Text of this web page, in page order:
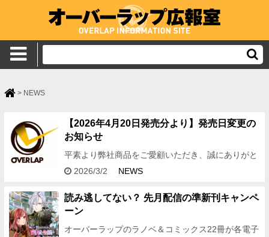
> NEWS
【2026年4月20日発売分より】発売日変更の
お知らせ
平素より弊社商品をご愛顧いただき、誠にありがと
うございます。このたび、2026年4月発売分より公
ラップ文庫…
2026/3/2 NEWS
読み逃してない？ 先月配信の準新刊キャンペ
ーン
オーバーラップのラノベ＆コミックス22冊が各電子